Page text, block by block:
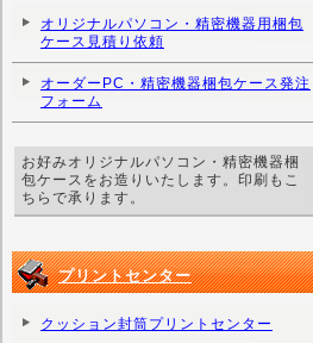
オリジナルパソコン・精密機器用梱包
ケース見積り依頼
オーダーPC・精密機器梱包ケース発注
フォーム
お好みオリジナルパソコン・精密機器梱
包ケースをお造りいたします。印刷もこ
ちらで承ります。
プリントセンター
クッション封筒プリントセンター